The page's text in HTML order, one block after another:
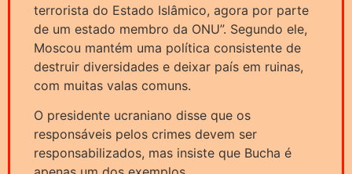
terrorista do Estado Islâmico, agora por parte
de um estado membro da ONU”. Segundo ele,
Moscou mantém uma política consistente de
destruir diversidades e deixar país em ruinas,
com muitas valas comuns.
O presidente ucraniano disse que os
responsáveis pelos crimes devem ser
responsabilizados, mas insiste que Bucha é